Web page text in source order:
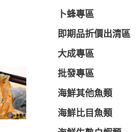
卜蜂專區
即期品折價出清區
大成專區
批發專區
海鮮其他魚類
海鮮比目魚類